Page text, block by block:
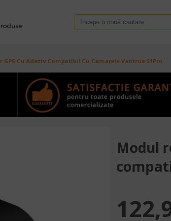
GPS Cu Adeziv Compatibil Cu Camerele Vantrue S1Pro
Modul